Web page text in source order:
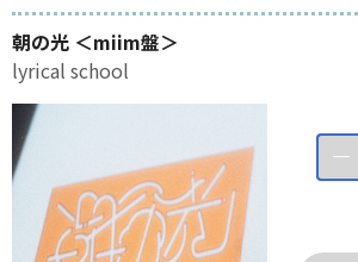
朝の光 ＜miim盤＞
lyrical school